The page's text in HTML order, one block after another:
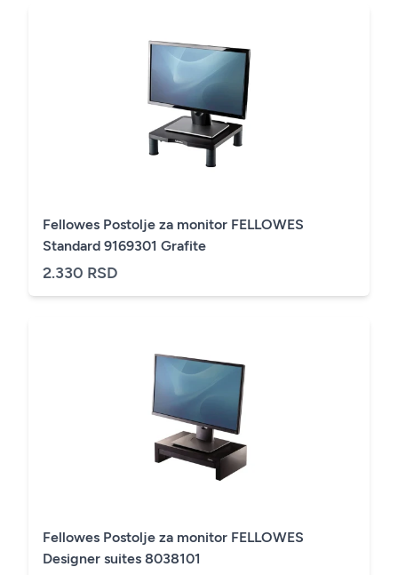
Fellowes Postolje za monitor FELLOWES
Standard 9169301 Grafite
2.330 RSD
Fellowes Postolje za monitor FELLOWES
Designer suites 8038101